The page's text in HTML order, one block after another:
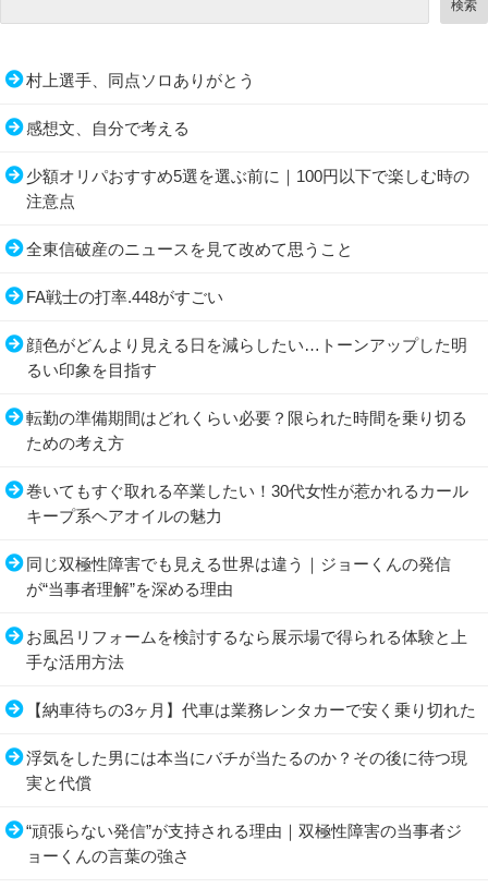
検索
村上選手、同点ソロありがとう
感想文、自分で考える
少額オリパおすすめ5選を選ぶ前に｜100円以下で楽しむ時の
注意点
全東信破産のニュースを見て改めて思うこと
FA戦士の打率.448がすごい
顔色がどんより見える日を減らしたい…トーンアップした明
るい印象を目指す
転勤の準備期間はどれくらい必要？限られた時間を乗り切る
ための考え方
巻いてもすぐ取れる卒業したい！30代女性が惹かれるカール
キープ系ヘアオイルの魅力
同じ双極性障害でも見える世界は違う｜ジョーくんの発信
が“当事者理解”を深める理由
お風呂リフォームを検討するなら展示場で得られる体験と上
手な活用方法
【納車待ちの3ヶ月】代車は業務レンタカーで安く乗り切れた
浮気をした男には本当にバチが当たるのか？その後に待つ現
実と代償
“頑張らない発信”が支持される理由｜双極性障害の当事者ジ
ョーくんの言葉の強さ